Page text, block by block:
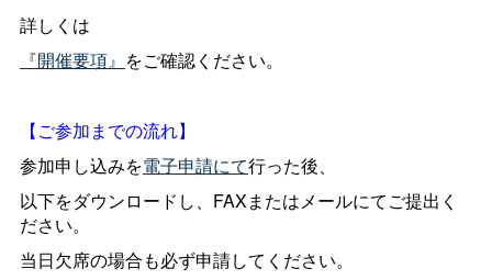
詳しくは
『開催要項』 をご確認ください。
【ご参加までの流れ】
参加申し込みを電子申請にて行った後、
以下をダウンロードし、FAXまたはメールにてご提出く
ださい。
当日欠席の場合も必ず申請してください。